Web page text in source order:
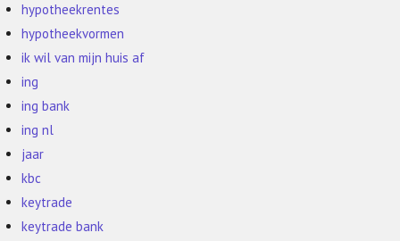
hypotheekrentes
hypotheekvormen
ik wil van mijn huis af
ing
ing bank
ing nl
jaar
kbc
keytrade
keytrade bank